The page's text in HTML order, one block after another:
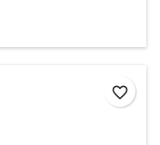
favorite_border